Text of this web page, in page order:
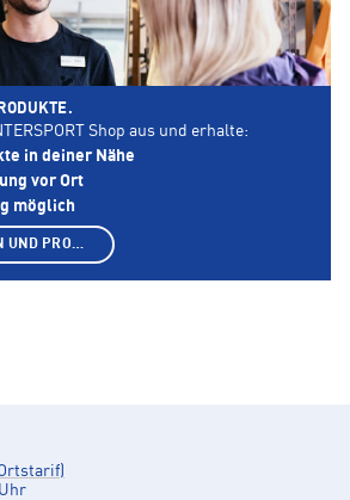
Shop aus und erhalte:
in deiner Nähe
vor Ort
möglich
SHOP AUSWÄHLEN UND PRODUKTE ANZEIGEN